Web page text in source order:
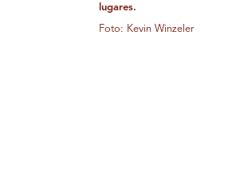
lugares.
Foto: Kevin Winzeler